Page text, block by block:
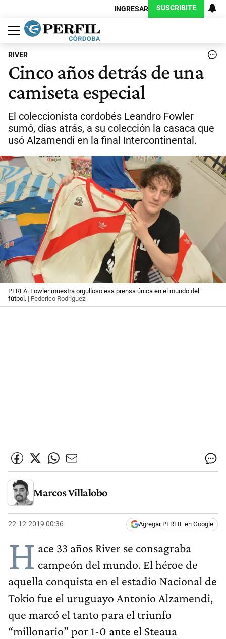
INGRESAR SUSCRIBITE
Política
Economía
Judiciales
Sociedad
Cultura
Espectáculos
Deportes
Protagonistas
RIVER
Cinco años detrás de una
camiseta especial
El coleccionista cordobés Leandro Fowler
sumó, días atrás, a su colección la casaca que
usó Alzamendi en la final Intercontinental.
PERLA. Fowler muestra orgulloso esa prensa única en el mundo del
fútbol. | Federico Rodríguez
Marcos Villalobo
22-12-2019 00:36 Agregar PERFIL en Google
H ace 33 años River se consagraba
campeón del mundo. El héroe de
aquella conquista en el estadio Nacional de
Tokio fue el uruguayo Antonio Alzamendi,
que marcó el tanto para el triunfo
“millonario” por 1-0 ante el Steaua